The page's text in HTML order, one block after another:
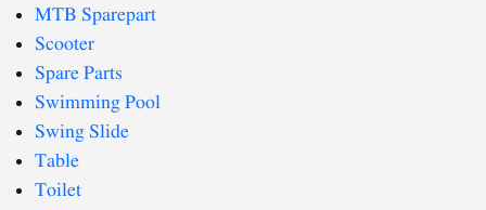
MTB Sparepart
Scooter
Spare Parts
Swimming Pool
Swing Slide
Table
Toilet